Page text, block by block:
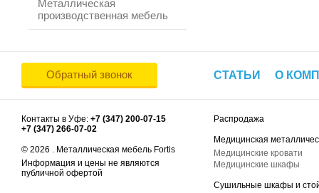
Металлическая
производственная мебель
Обратный звонок СТАТЬИ О
Контакты в Уфе: +7 (347) 200-07-15
+7 (347) 266-07-02
© 2026 . Металлическая мебель Fortis
Информация и цены не являются
публичной офертой
Распродажа
Медицинская
Медицинские кровати
Медицинские шкафы
Сушильные шкафы и